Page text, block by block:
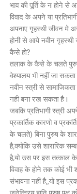
भाव की पूर्ति के न होने
विवाद के अपने या
अपनाए गृहस्थी जीवन मे
होनी से आये नवीन गृहस्थी
कैसे हो?
तलाक के कैसे के चलते पुरुष
वेश्यालय भी नहीं जा
नवीन स्त्री से सामाजिकता
नही बना रख सकता है।
जबकि प्रतिभागी स्त्री
प्रकार्तिक कारणो व
के चलते) बिना पुरुष के
है,क्योकि उसे शारारिक
है,यो उस पर इस तत्काल
विवाह के होने तक कोई भी
संभावना नहीं है,,यो इस